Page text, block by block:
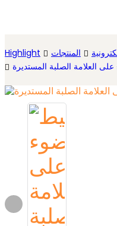
Highlight المنتجات